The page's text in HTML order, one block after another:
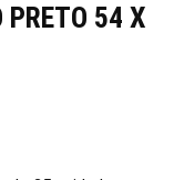
PRETO 54 X